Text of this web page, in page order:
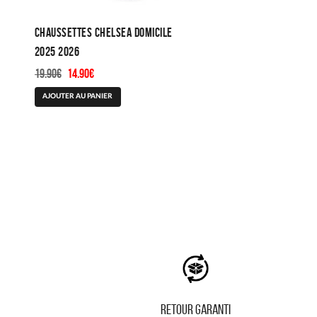
Chaussettes Chelsea Domicile
2025 2026
19.90€ Le
prix
initial
14.90€Le
prix
actuel
AJOUTER AU PANIER
RETOUR GARANTI